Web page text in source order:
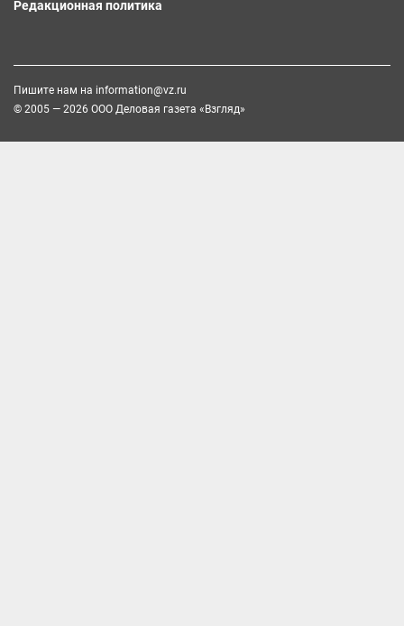
Редакционная политика
Пишите нам на information@vz.ru
© 2005 — 2026 ООО Деловая газета «Взгляд»